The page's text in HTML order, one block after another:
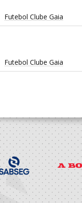
Futebol Clube Gaia
Futebol Clube Gaia
Movimento Dinâmico
Cultural Sandim
A.D.MODICUS SANDIM -
Movimento Dinâmico
Cultural Sandim
Futebol Clube Gaia